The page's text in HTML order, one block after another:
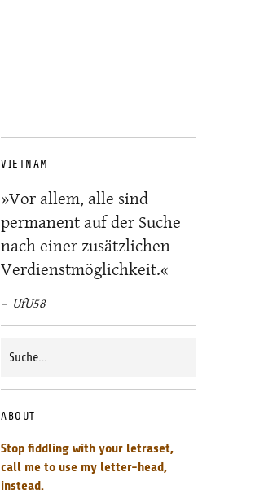
VIETNAM
»Vor allem, alle sind
permanent auf der Suche
nach einer zusätzlichen
Verdienstmöglichkeit.«
UfU58
ABOUT
Stop fiddling with your letraset,
call me to use my letter-head,
instead.